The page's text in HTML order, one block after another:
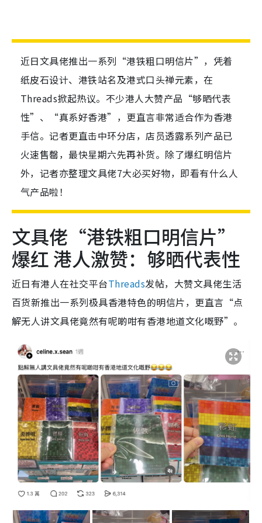
近日文具佬推出一系列“港铁粗口明信片”，凭着
纸皮石设计、港铁站名及港式口头禅元素，在
Threads掀起热议。不少港人大赞产品“够晒代表
性”、“真系好香港”，更直言非常适合作为香港
手信。记者更直击中环分店，店员透露系列产品已
火速售罄，最快星期六先再补货。除了爆红明信片
外，记者亦整理文具佬7大必买好物，即看有什么人
气产品啦！
文具佬“港铁粗口明信片”
爆红 港人激赞：够晒代表性
近日有港人在社交平台Threads发帖，大赞文具佬生活
百货新推出一系列极具香港特色的明信片，更直言“点
解无人讲文具佬竟然有呢啲咁有香港地道文化嘅野”。